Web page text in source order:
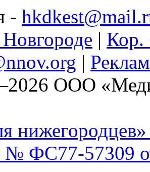
-
| Кор.
|
ООО
нижегородцев»
ФС77-57309